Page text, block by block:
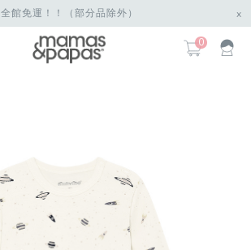
全館免運！！（部分品除外） x
0